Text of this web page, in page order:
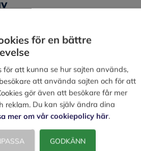
Du ska bland annat få
avtalet med,
Ångerrätten
ska företaget ge
för en bättre
för att kunna se hur sajten används,
att använda sajten och för att
gör även att besökare får mer
reklam. Du kan själv ändra dina
mer om vår cookiepolicy här.
GODKÄNN